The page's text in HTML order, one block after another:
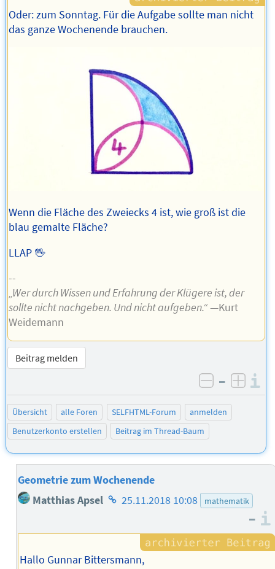
Oder: zum Sonntag. Für die Aufgabe sollte man nicht
das ganze Wochenende brauchen.
Wenn die Fläche des Zweiecks 4 ist, wie groß ist die
blau gemalte Fläche?
LLAP 🖖
--
„Wer durch Wissen und Erfahrung der Klügere ist, der
sollte nicht nachgeben. Und nicht aufgeben.“—Kurt
Weidemann
Beitrag melden
negativ
–
Übersicht alle Foren SELFHTML-Forum
anmelden
Benutzerkonto erstellen
Beitrag im Thread-Baum
Geometrie zum Wochenende
Matthias Apsel Homepage
Autors
25.11.2018 10:08 mathematik
–
Hallo Gunnar Bittersmann,